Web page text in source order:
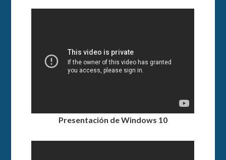
Presentación de Windows 10